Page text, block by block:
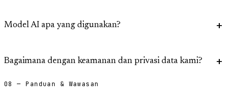
Model AI apa yang digunakan?
Bagaimana dengan keamanan dan privasi data kami?
08 — Panduan & Wawasan